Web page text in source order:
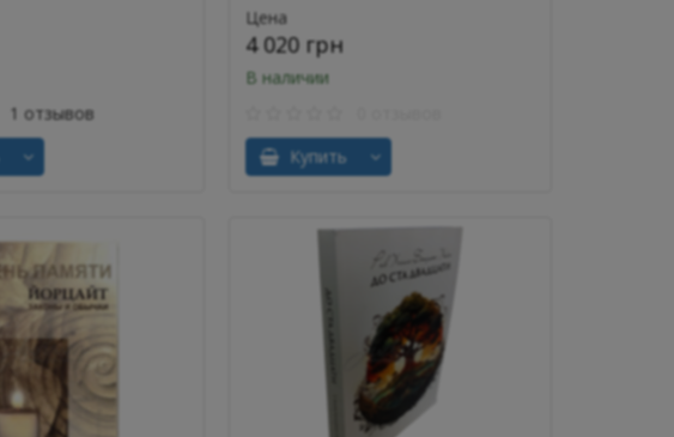
1 отзывов
Цена
4 020 грн
В наличии
Купить